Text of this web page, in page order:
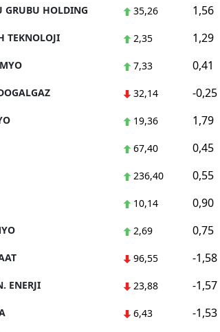
GRUBU HOLDING 35,26 1,56
TEKNOLOJI 2,35 1,29
7,33 0,41
32,14 -0,25
19,36 1,79
67,40 0,45
236,40 0,55
10,14 0,90
2,69 0,75
96,55 -1,58
ENERJI 23,88 -1,57
6,43 -1,53